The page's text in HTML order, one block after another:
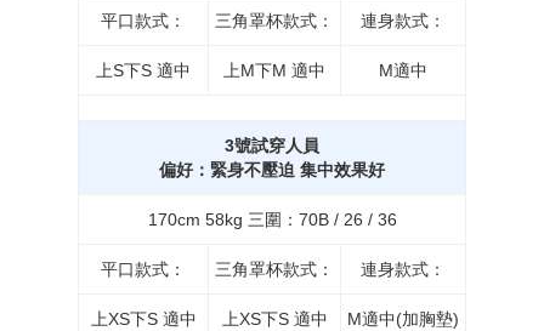
平口款式： 三角罩杯款式： 連身款式：
上S下S 適中 上M下M 適中 M適中
3號試穿人員
偏好：緊身不壓迫 集中效果好
170cm 58kg 三圍：70B / 26 / 36
平口款式： 三角罩杯款式： 連身款式：
上XS下S 適中 上XS下S 適中 M適中(加胸墊)